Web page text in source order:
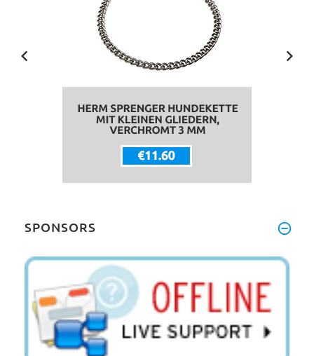
SPONSORS